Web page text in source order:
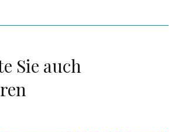
Sie auch